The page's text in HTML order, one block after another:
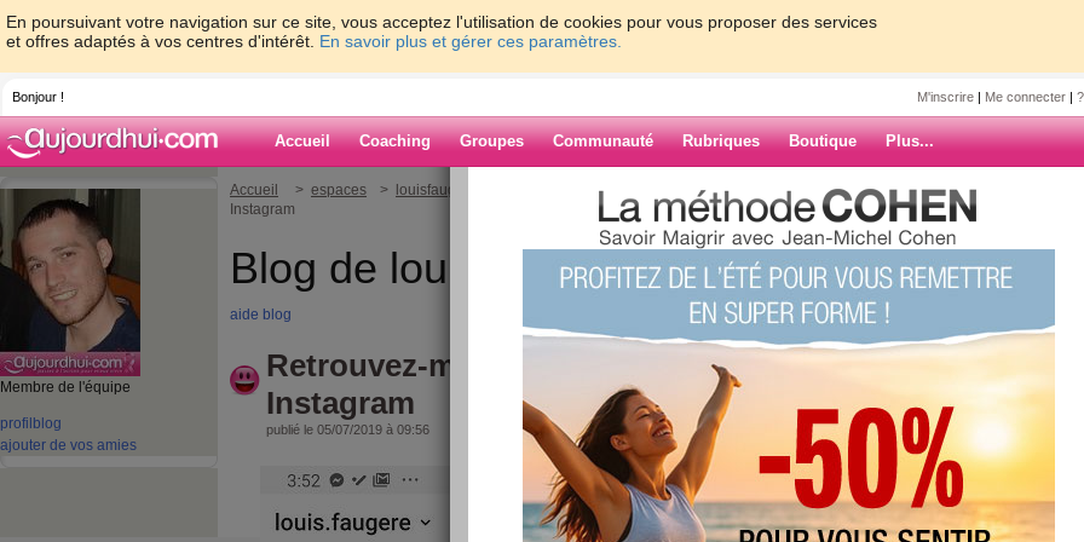
En poursuivant votre navigation sur ce site, vous acceptez l'utilisation de cookies pour vous proposer des services
et offres adaptés à vos centres d'intérêt. En savoir plus et gérer ces paramètres.
Bonjour ! M'inscrire | Me connecter |
Accueil Coaching Groupes Communauté Rubriques Boutique Plus...
Membre de l'équipe
profil blog
ajouter de vos amies
Accueil > espaces > louisfaugere
> Retrouvez-moi louisfaugere sur
Instagram
Blog de louisfaugere
aide blog
Retrouvez-moi louisfaugere sur
Instagram
publié le 05/07/2019 à 09:56
ARCHIVES